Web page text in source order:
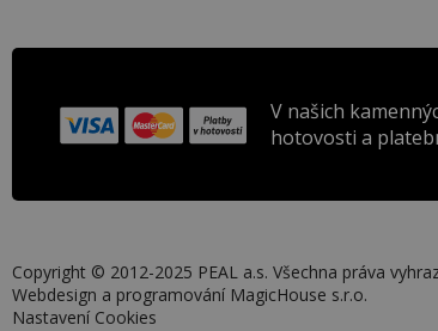
V našich
hotovosti a
Copyright © 2012-2025 PEAL a.s. Všechna práva
Webdesign a programování MagicHouse s.r.o.
Nastavení Cookies